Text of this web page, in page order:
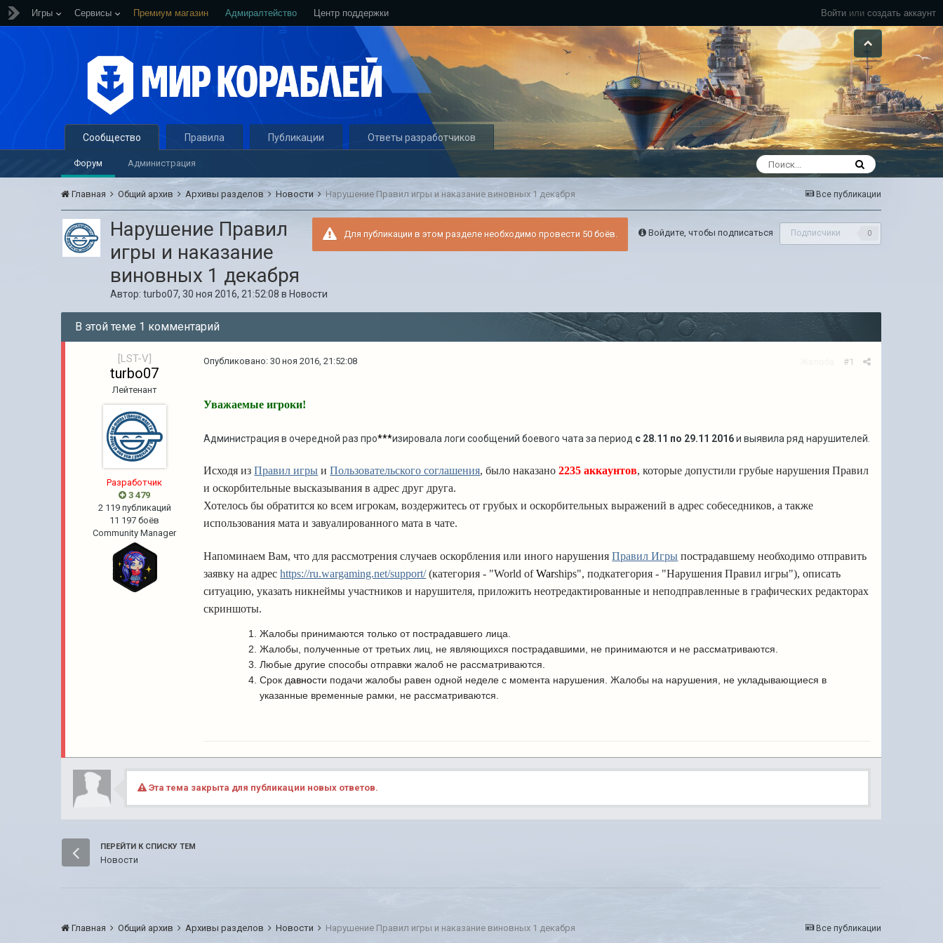
Войти или создать аккаунт
Игры Сервисы Премиум магазин Адмиралтейство Центр поддержки
Сообщество
Форум Администрация
Правила Публикации Ответы разработчиков
Все публикации
Главная Общий архив Архивы разделов Новости Нарушение Правил игры и наказание виновных 1 декабря
Войдите, чтобы подписаться Подписчики 0
Для публикации в этом разделе необходимо провести 50 боёв.
Нарушение Правил
игры и наказание
виновных 1 декабря
Автор:turbo07,30 ноя 2016, 21:52:08 в Новости
В этой теме 1 комментарий
[LST-V]
turbo07
Лейтенант
Разработчик
3 479
2 119 публикаций
11 197 боёв
Community Manager
#1
Опубликовано:30 ноя 2016, 21:52:08
Уважаемые игроки!
Администрация в очередной раз про***изировала логи сообщений боевого чата за период с 28.11 по 29.11 2016и выявила ряд нарушителей.
Исходя изПравил игры иПользовательского соглашения, было наказано2235 аккаунтов, которые допустили грубые нарушения Правил
и оскорбительные высказывания в адрес друг друга.
Хотелось бы обратится ко всем игрокам, воздержитесь от грубых и оскорбительных выражений в адрес собеседников, а также
использования мата и завуалированного мата в чате.
Напоминаем Вам, что для рассмотрения случаев оскорбления или иного нарушенияПравил Игры пострадавшему необходимо отправить
заявку на адресhttps://ru.wargaming.net/support/(категория - "World ofWarships", подкатегория - "Нарушения Правил игры"), описать
ситуацию, указать никнеймы участников и нарушителя, приложить неотредактированные и неподправленные в графических редакторах
скриншоты.
Жалобы принимаются только от пострадавшего лица.
Жалобы, полученные от третьих лиц, не являющихся пострадавшими, не принимаются и не рассматриваются.
Любые другие способы отправки жалоб не рассматриваются.
Срок давности подачи жалобы равен одной неделе с момента нарушения. Жалобы на нарушения, не укладывающиеся в
указанные временные рамки, не рассматриваются.
Эта тема закрыта для публикации новых ответов.
ПЕРЕЙТИ К СПИСКУ ТЕМ
Новости
Все публикации
Главная Общий архив Архивы разделов Новости Нарушение Правил игры и наказание виновных 1 декабря